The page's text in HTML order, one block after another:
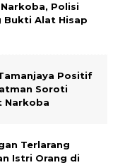
Polisi
Bukti Alat Hisap
Positif
Soroti
Narkoba
Terlarang
Istri Orang di